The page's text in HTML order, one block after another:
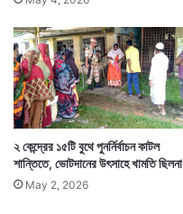
২ কেন্দ্রের ১৫টি বুথে পুনর্নির্বাচন কাটল
শান্তিতে, ভোটদানের উৎসাহে খামতি ছিলনা
May 2, 2026